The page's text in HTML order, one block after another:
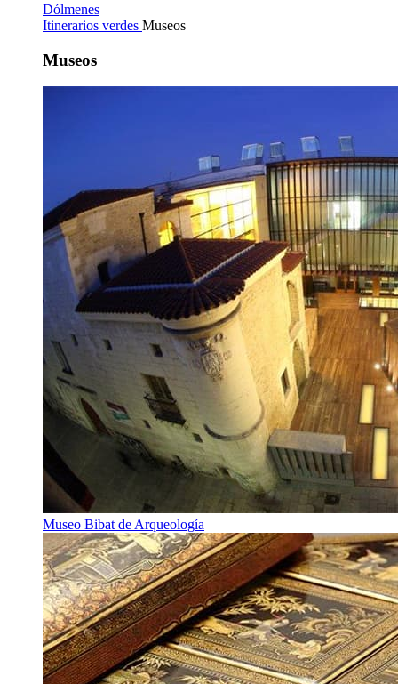
Dólmenes
Itinerarios verdes Museos
Museos
Museo Bibat de Arqueología